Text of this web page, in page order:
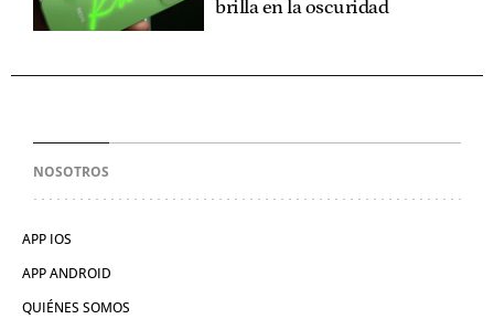
brilla en la oscuridad
NOSOTROS
APP IOS
APP ANDROID
QUIÉNES SOMOS